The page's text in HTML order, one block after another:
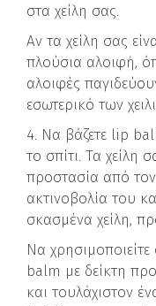
στα χείλη σας.
Αν τα χείλη σας
πλούσια αλοιφή,
αλοιφές
εσωτερικό των
4. Να βάζετε lip
το σπίτι. Τα χείλη
προστασία από
ακτινοβολία του
σκασμένα χείλη,
Να
balm με δείκτη
και τουλάχιστον